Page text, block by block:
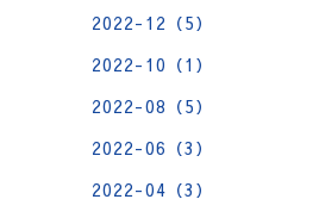
2022-12（5）
2022-10（1）
2022-08（5）
2022-06（3）
2022-04（3）